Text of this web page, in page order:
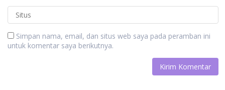
Simpan nama, email, dan situs web saya pada peramban ini
untuk komentar saya berikutnya.